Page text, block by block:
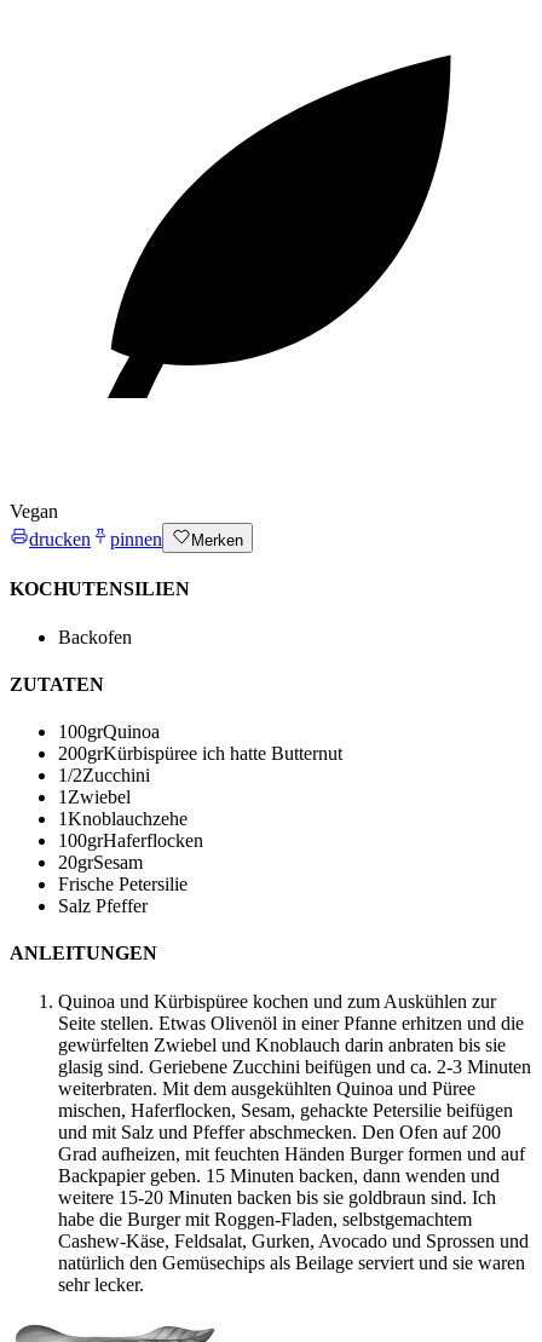
Vegan
drucken
pinnen Merken
KOCHUTENSILIEN
Backofen
ZUTATEN
100grQuinoa
200grKürbispüree ich hatte Butternut
1/2Zucchini
1 Zwiebel
1Knoblauchzehe
100grHaferflocken
20grSesam
Frische Petersilie
Salz Pfeffer
ANLEITUNGEN
Quinoa und Kürbispüree kochen und zum Auskühlen zur
Seite stellen. Etwas Olivenöl in einer Pfanne erhitzen und die
gewürfelten Zwiebel und Knoblauch darin anbraten bis sie
glasig sind. Geriebene Zucchini beifügen und ca. 2-3 Minuten
weiterbraten. Mit dem ausgekühlten Quinoa und Püree
mischen, Haferflocken, Sesam, gehackte Petersilie beifügen
und mit Salz und Pfeffer abschmecken. Den Ofen auf 200
Grad aufheizen, mit feuchten Händen Burger formen und auf
Backpapier geben. 15 Minuten backen, dann wenden und
weitere 15-20 Minuten backen bis sie goldbraun sind. Ich
habe die Burger mit Roggen-Fladen, selbstgemachtem
Cashew-Käse, Feldsalat, Gurken, Avocado und Sprossen und
natürlich den Gemüsechips als Beilage serviert und sie waren
sehr lecker.